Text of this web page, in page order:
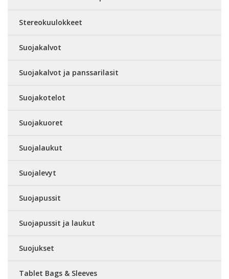
Stereokuulokkeet
Suojakalvot
Suojakalvot ja panssarilasit
Suojakotelot
Suojakuoret
Suojalaukut
Suojalevyt
Suojapussit
Suojapussit ja laukut
Suojukset
Tablet Bags & Sleeves